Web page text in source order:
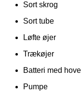
Sort skrog
Sort tube
Løfte øjer
Trækøjer
Batteri med
Pumpe